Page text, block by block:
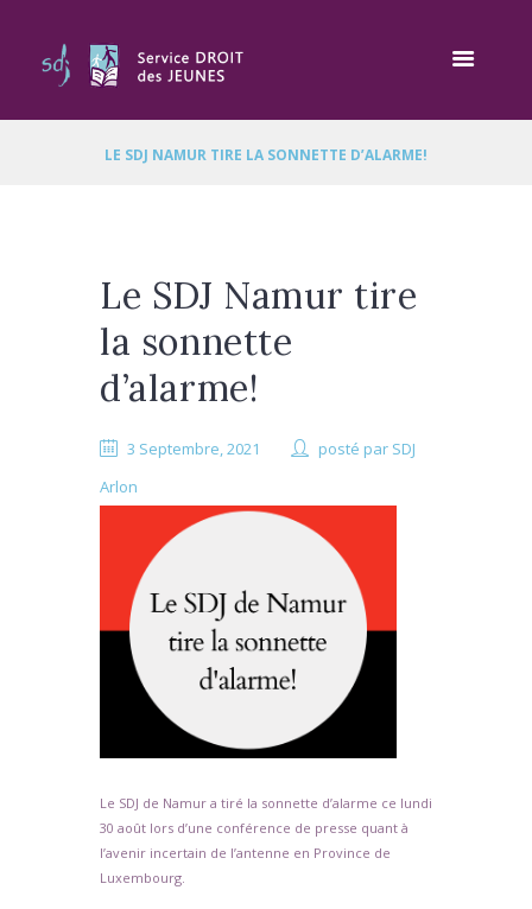
LE SDJ NAMUR TIRE LA SONNETTE D’ALARME!
Le SDJ Namur tire
la sonnette
d’alarme!
3 Septembre, 2021 posté par SDJ
Arlon
Le SDJ de Namur a tiré la sonnette d’alarme ce lundi
30 août lors d’une conférence de presse quant à
l’avenir incertain de l’antenne en Province de
Luxembourg.